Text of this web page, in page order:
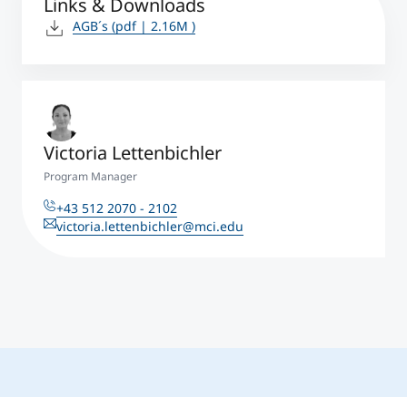
Links & Downloads
AGB´s (pdf | 2.16M )
Victoria Lettenbichler
Program Manager
+43 512 2070 - 2102
victoria.lettenbichler@mci.edu